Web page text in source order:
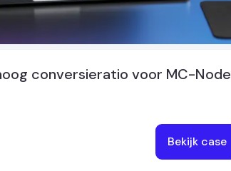
conversieratio voor MC-Node
Bekijk case